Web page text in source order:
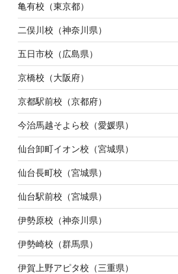
亀有校（東京都）
二俣川校（神奈川県）
五日市校（広島県）
京橋校（大阪府）
京都駅前校（京都府）
今治馬越そよら校（愛媛県）
仙台卸町イオン校（宮城県）
仙台長町校（宮城県）
仙台駅前校（宮城県）
伊勢原校（神奈川県）
伊勢崎校（群馬県）
伊賀上野アピタ校（三重県）